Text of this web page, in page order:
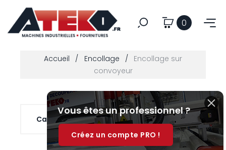
0
Accueil Encollage
Encollage sur
convoyeur
Catégories 
Vous êtes un professionnel ?
Créez un compte PRO !